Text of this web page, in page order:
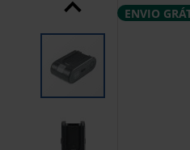
SALTAR
O
FINAL
DA
GALERIA
IMAGENS
ENVIO